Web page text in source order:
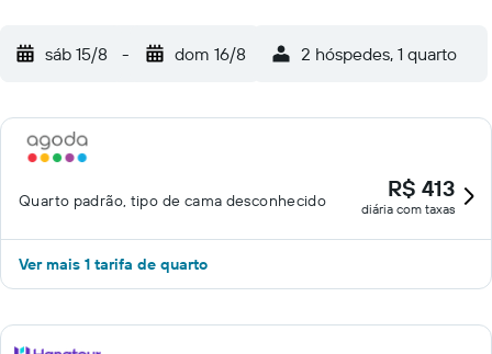
sáb 15/8 - dom 16/8 2 hóspedes, 1 quarto
Quarto padrão, tipo de cama desconhecido R$ 413
diária com taxas
Ver mais 1 tarifa de quarto